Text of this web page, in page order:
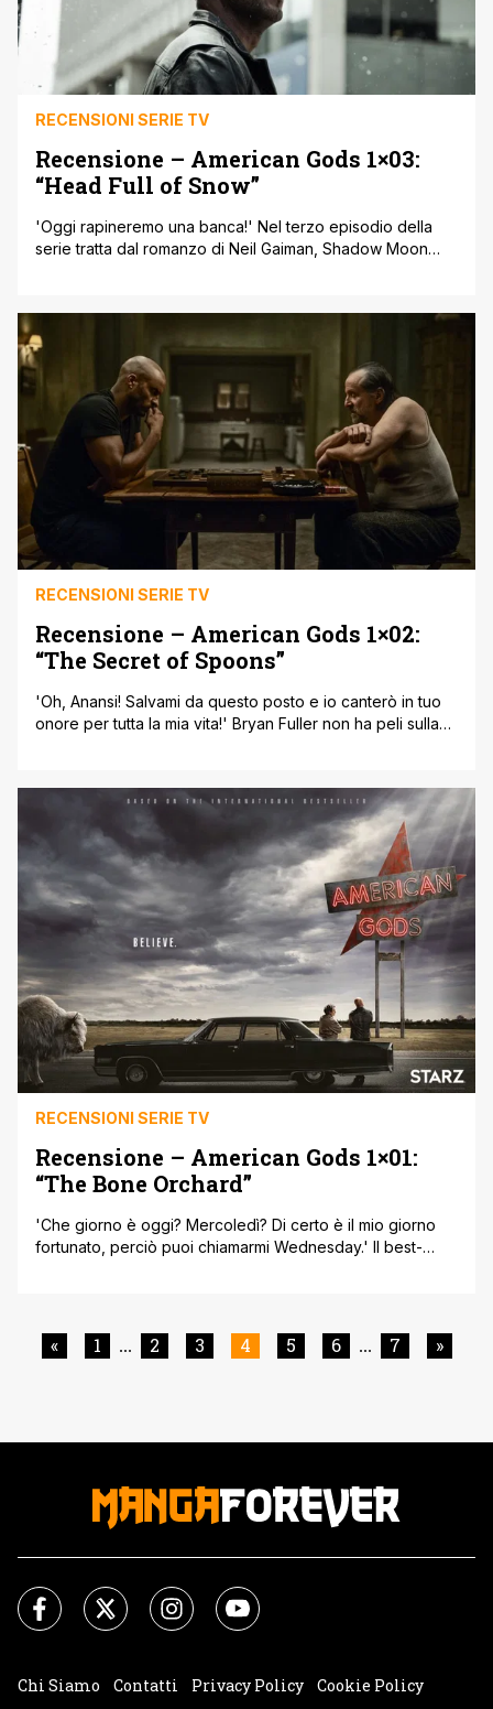
RECENSIONI SERIE TV
Recensione – American Gods 1×03:
“Head Full of Snow”
'Oggi rapineremo una banca!' Nel terzo episodio della
serie tratta dal romanzo di Neil Gaiman, Shadow Moon
mondo nel quale il suo datore di lavoro, Mr. Wednesday,
è sicuramente un pezzo grosso. [']
RECENSIONI SERIE TV
Recensione – American Gods 1×02:
“The Secret of Spoons”
'Oh, Anansi! Salvami da questo posto e io canterò in tuo
onore per tutta la mia vita!' Bryan Fuller non ha peli sulla
Secret of Spoons, secondo episodio della prima stagione
del fantasy mitologico American Gods, si [']
RECENSIONI SERIE TV
Recensione – American Gods 1×01:
“The Bone Orchard”
'Che giorno è oggi? Mercoledì? Di certo è il mio giorno
fortunato, perciò puoi chiamarmi Wednesday.' Il best-
Blade Runner 2049, Alien: Covenant). E' inutile
sottolineare le tante difficoltà di trasporre [']
« 1 ... 2 3 4 5 6 ... 7 »
Chi Siamo Contatti Privacy Policy
Cookie Policy